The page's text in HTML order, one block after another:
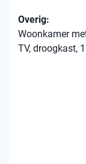
Overig:
Woonkamer
TV, droogkast,